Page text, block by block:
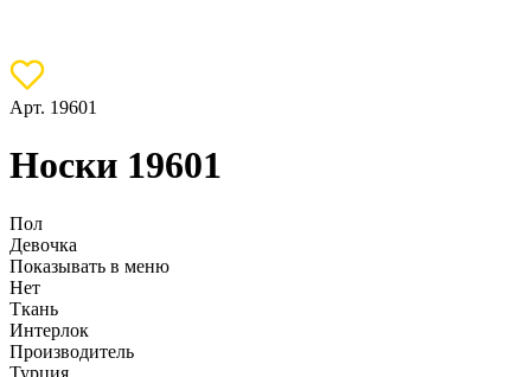
Арт. 19601
Носки 19601
Пол
Девочка
Показывать в меню
Нет
Ткань
Интерлок
Производитель
Турция